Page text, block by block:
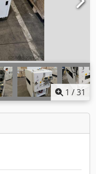
1 /31